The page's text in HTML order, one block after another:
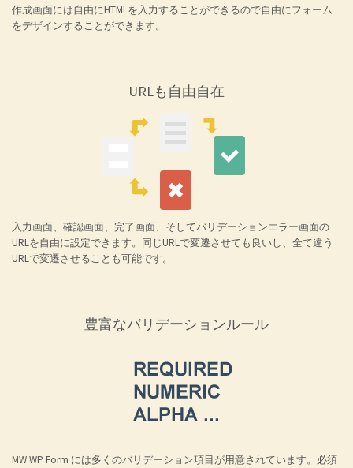
作成画面には自由にHTMLを入力することができるので自由にフォーム
をデザインすることができます。
URLも自由自在
入力画面、確認画面、完了画面、そしてバリデーションエラー画面の
URLを自由に設定できます。同じURLで変遷させても良いし、全て違う
URLで変遷させることも可能です。
豊富なバリデーションルール
MW WP Form には多くのバリデーション項目が用意されています。必須